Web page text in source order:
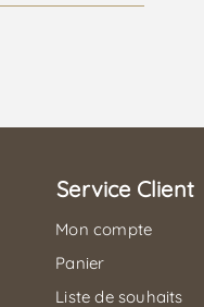
Service Client
Mon compte
Panier
Liste de souhaits